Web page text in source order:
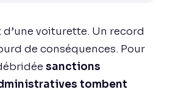
d’une voiturette. Un record
de conséquences. Pour
sanctions
tombent